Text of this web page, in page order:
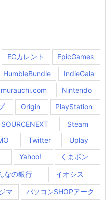
ECカレント EpicGames
HumbleBundle
IndieGala
murauchi.com
Nintendo
Origin PlayStation
SOURCENEXT
Steam
Twitter
Uplay
Yahoo! くまポン
なの銀行 イオシス
マ パソコンSHOPアーク